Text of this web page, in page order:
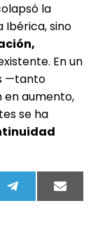
la
Ibérica, sino
En un
—tanto
aumento,
se ha
TelegramEmail